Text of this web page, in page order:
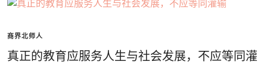
商界北师人
真正的教育应服务人生与社会发展，不应等同灌